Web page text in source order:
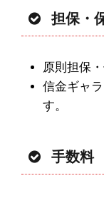
担保・
原則担保
信金ギャ
す。
手数料